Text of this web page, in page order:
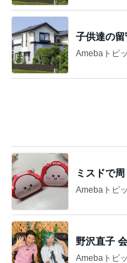
ギリギリで10万円以内を
マチがし
Amebaトピ
もっと早く
Amebaトピ